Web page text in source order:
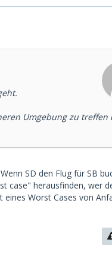
Umgebung zu treffen
SD den Flug für SB
case" herausfinden, wer
Worst Cases von